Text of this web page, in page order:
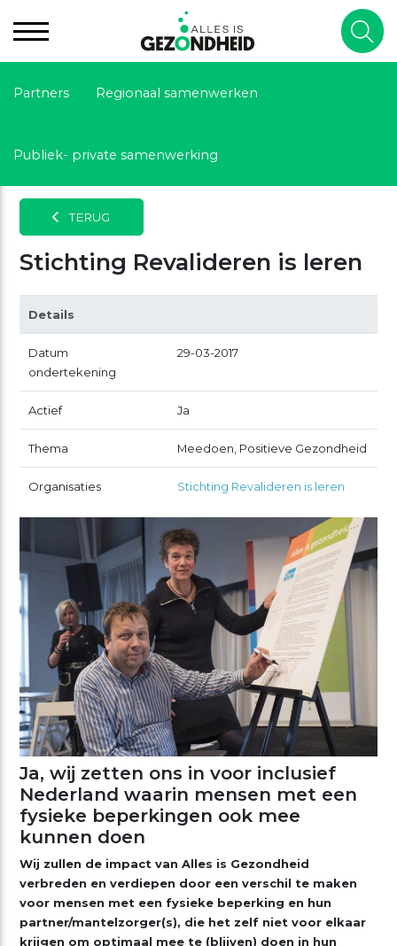
Partners Regionaal samenwerken
Publiek- private samenwerking
TERUG
Stichting Revalideren is leren
Details
Datum
ondertekening
29-03-2017
Actief Ja
Thema Meedoen, Positieve Gezondheid
Organisaties Stichting Revalideren is leren
Ja, wij zetten ons in voor inclusief
Nederland waarin mensen met een
fysieke beperkingen ook mee
kunnen doen
Wij zullen de impact van Alles is Gezondheid
verbreden en verdiepen door een verschil te maken
voor mensen met een fysieke beperking en hun
partner/mantelzorger(s), die het zelf niet voor elkaar
krijgen om optimaal mee te (blijven) doen in hun